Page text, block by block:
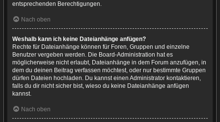
entsprechenden Berechtigungen.
Nach oben
Weshalb kann ich keine Dateianhänge anfügen?
Rechte für Dateianhänge können für Foren, Gruppen und einzelne
Benutzer vergeben werden. Die Board-Administration hat es
möglicherweise nicht erlaubt, Dateianhänge in dem Forum anzufügen, in
dem du deinen Beitrag verfassen möchtest, oder nur bestimmte Gruppen
dürfen Dateien hochladen. Du kannst einen Administrator kontaktieren,
falls du dir nicht sicher bist, wieso du keine Dateianhänge anfügen
kannst.
Nach oben